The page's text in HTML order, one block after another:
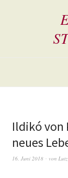
Ildikó von
neues
16. Juni 2018 von